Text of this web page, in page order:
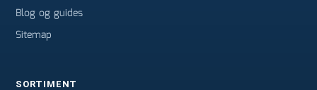
Blog og guides
Sitemap
SORTIMENT